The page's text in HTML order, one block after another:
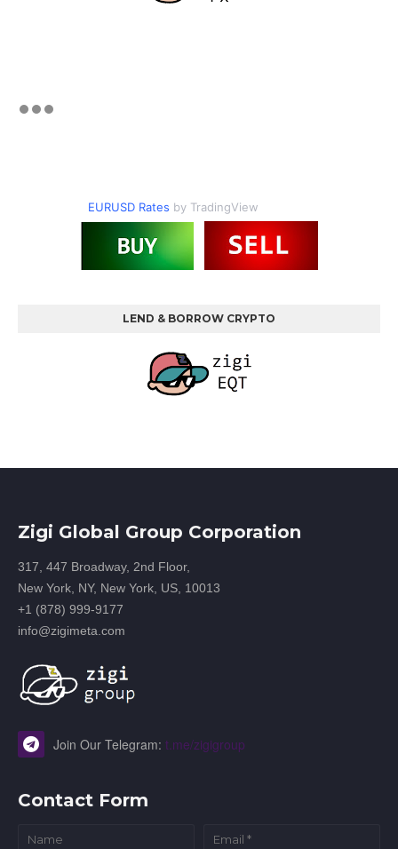
EURUSD Rates by TradingView
LEND & BORROW CRYPTO
Zigi Global Group Corporation
317, 447 Broadway, 2nd Floor,
New York, NY, New York, US, 10013
+1 (878) 999-9177
info@zigimeta.com
Join Our Telegram: t.me/zigigroup
Contact Form